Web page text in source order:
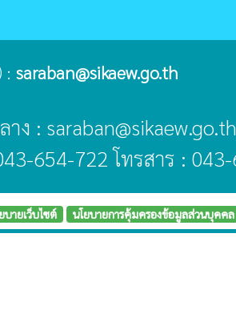
: saraban@sikaew.go.th
าง : saraban@sikaew.go.th
654-722 โทรสาร :
บายเว็บไซต์ นโยบายการคุ้มครองข้อมูลส่วนบุคคล